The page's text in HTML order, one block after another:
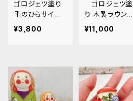
ゴロジェツ塗り
手のひらサイズ
の壺 GR02
¥3,800
ゴロジェツ塗
り 木製ラウンド
ボックス／家族
の情景
¥11,000